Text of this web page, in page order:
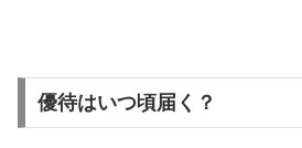
優待はいつ頃届く？